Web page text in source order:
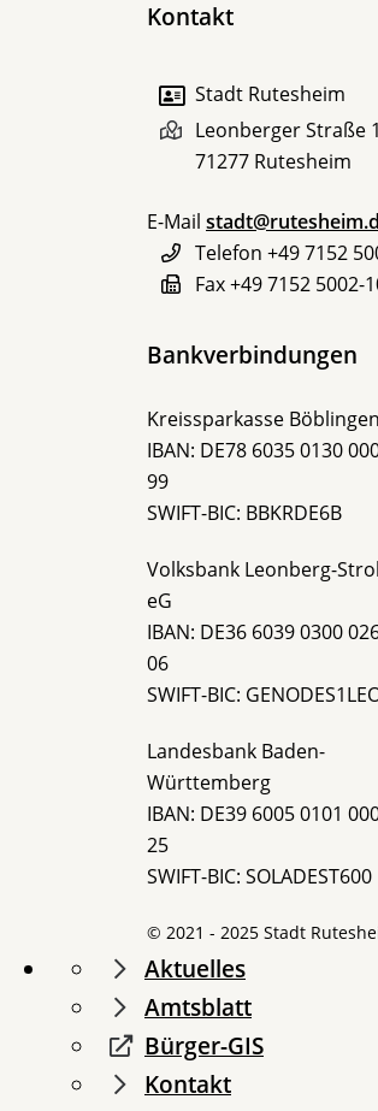
Kontakt
Stadt Rutesheim
Leonberger Straße
71277 Rutesheim
E-Mail
Telefon +49 7152
Fax+49 7152 5002-
Bankverbindungen
Kreissparkasse Böblingen
IBAN: DE78 6035 0130
99
SWIFT-BIC: BBKRDE6B
Volksbank Leonberg-
eG
IBAN: DE36 6039 0300
06
SWIFT-BIC:
Landesbank Baden-
Württemberg
IBAN: DE39 6005 0101
25
SWIFT-BIC: SOLADEST600
© 2021 - 2025 Stadt
Aktuelles
Amtsblatt
Bürger-GIS
Kontakt